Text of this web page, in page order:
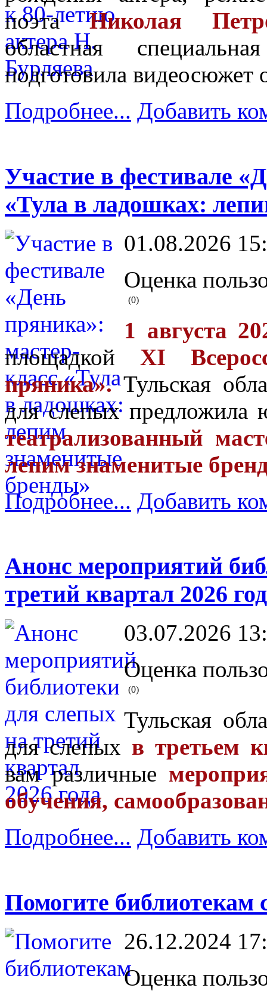
поэтаНиколая
областная
подготовила видеосюжет
Подробнее... Добавить
Участие в фестивале
«Тула в ладошках:
01.08.2026
Оценка
(0)
1 августа
площадкой XI
пряника».Тульская
для слепых предложила
театрализованный
лепим знаменитые
Подробнее... Добавить
Анонс мероприятий
третий квартал 2026
03.07.2026
Оценка
(0)
Тульская
для слепых в третьем
вам различные
обучения,
Подробнее... Добавить
Помогите библиотекам
26.12.2024
Оценка